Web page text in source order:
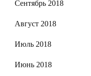
Сентябрь 2018
Август 2018
Июль 2018
Июнь 2018